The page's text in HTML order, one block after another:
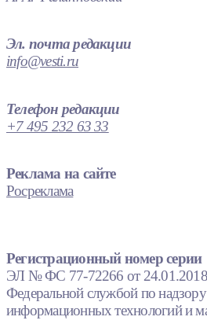
Эл. почта редакции
info@vesti.ru
Телефон редакции
+7 495 232 63 33
Реклама на сайте
Росреклама
Регистрационный номер серии
ЭЛ № ФС 77-72266 от 24.01.2018.
Федеральной службой по надзору
информационных технологий и